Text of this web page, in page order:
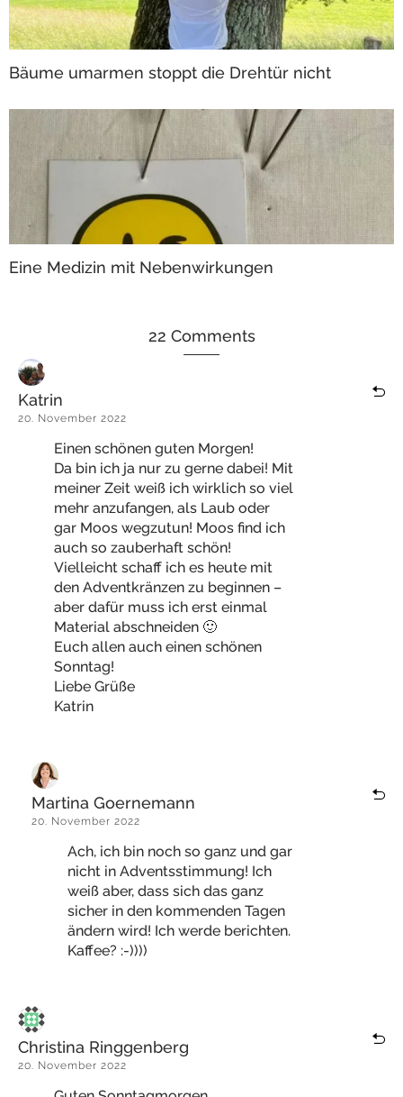
Bäume umarmen stoppt die Drehtür nicht
Eine Medizin mit Nebenwirkungen
22 Comments
Katrin
20. November 2022
Einen schönen guten Morgen!
Da bin ich ja nur zu gerne dabei! Mit
meiner Zeit weiß ich wirklich so viel
mehr anzufangen, als Laub oder
gar Moos wegzutun! Moos find ich
auch so zauberhaft schön!
Vielleicht schaff ich es heute mit
den Adventkränzen zu beginnen –
aber dafür muss ich erst einmal
Material abschneiden 🙂
Euch allen auch einen schönen
Sonntag!
Liebe Grüße
Katrin
Martina Goernemann
20. November 2022
Ach, ich bin noch so ganz und gar
nicht in Adventsstimmung! Ich
weiß aber, dass sich das ganz
sicher in den kommenden Tagen
ändern wird! Ich werde berichten.
Kaffee? :-))))
Christina Ringgenberg
20. November 2022